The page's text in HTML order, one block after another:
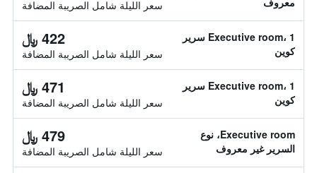
سعر الليلة شامل الصريبة المضافة
Executive room، 1 سرير
كوين
422 ﷼
سعر الليلة شامل الصريبة المضافة
Executive room، 1 سرير
كوين
471 ﷼
سعر الليلة شامل الصريبة المضافة
Executive room، نوع
السرير غير معروف
479 ﷼
سعر الليلة شامل الصريبة المضافة